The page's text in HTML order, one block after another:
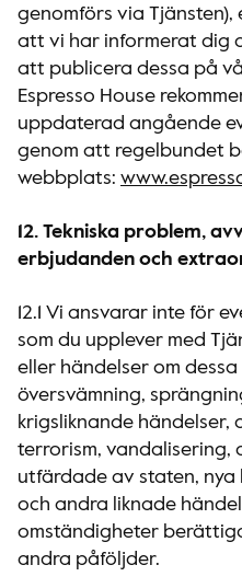
genomförs via
att vi har informerat dig
att publicera dessa på
Espresso House
uppdaterad angående
genom att regelbundet
webbplats:
12. Tekniska problem,
erbjudanden och
12.1 Vi ansvarar inte för
som du upplever med
eller händelser om
översvämning,
krigsliknande händelser,
terrorism, vandalisering,
utfärdade av staten,
och andra liknade
omständigheter
andra påföljder.